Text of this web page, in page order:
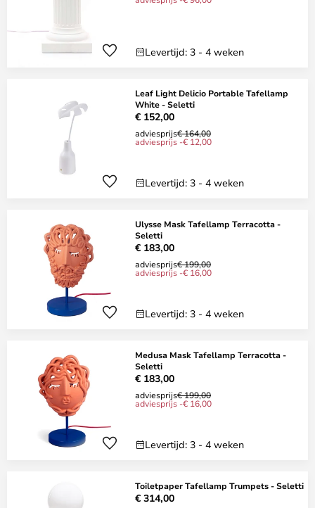
Levertijd: 3 - 4 weken
Leaf Light Delicio Portable Tafellamp
White - Seletti
€ 152,00
adviesprijs€ 164,00
adviesprijs -€ 12,00
Levertijd: 3 - 4 weken
Ulysse Mask Tafellamp Terracotta -
Seletti
€ 183,00
adviesprijs€ 199,00
adviesprijs -€ 16,00
Levertijd: 3 - 4 weken
Medusa Mask Tafellamp Terracotta -
Seletti
€ 183,00
adviesprijs€ 199,00
adviesprijs -€ 16,00
Levertijd: 3 - 4 weken
Toiletpaper Tafellamp Trumpets - Seletti
€ 314,00